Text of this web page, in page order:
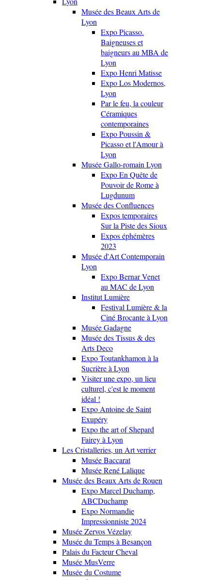
Musée des Beaux Arts de
Lyon
Expo Picasso.
Baigneuses et
baigneurs au MBA de
Lyon
Expo Henri Matisse
Expo Los Modernos,
Lyon
Par le feu, la couleur
Céramiques
contemporaines
Expo Poussin &
Picasso et l'Amour à
Lyon
Musée Gallo-romain Lyon
Expo En Quête de
Pouvoir de Rome à
Lugdunum
Musée des Confluences
Expos temporaires
Sur la Piste des Sioux
Expos éphémères
2023
Musée d'Art Contemporain
Lyon
Expo Bernar Venet
au MAC de Lyon
Institut Lumière
Festival Lumière & la
Ciné Brocante à Lyon
Musée Gadagne
Musée des Tissus & des
Arts Deco
Expo Toutankhamon à la
Sucrière à Lyon
Visiter une expo, un lieu
culturel, c'est le moment
idéal !
Expo Antoine de Saint
Exupéry
Expo the art of Shepard
Fairey à Lyon
Les Cristalleries, un Art verrier
Musée Baccarat
Musée René Lalique
Musée des Beaux Arts de Rouen
Expo Marcel Duchamp,
ABCDuchamp
Expo Normandie
Impressionniste 2024
Musée Zervos Vézelay
Musée du Temps à Besançon
Palais du Facteur Cheval
Musée MusVerre
Musée du Costume